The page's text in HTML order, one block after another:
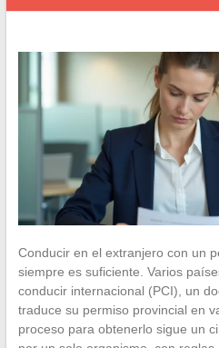
Conducir en el extranjero con un
siempre es suficiente. Varios
conducir internacional (PCI), un
traduce su permiso provincial en
proceso para obtenerlo sigue un